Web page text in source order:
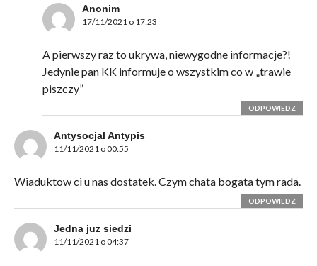
Anonim
17/11/2021 o 17:23
A pierwszy raz to ukrywa, niewygodne informacje?!
Jedynie pan KK informuje o wszystkim co w „trawie
piszczy”
ODPOWIEDZ
Antysocjal Antypis
11/11/2021 o 00:55
Wiaduktow ci u nas dostatek. Czym chata bogata tym rada.
ODPOWIEDZ
Jedna juz siedzi
11/11/2021 o 04:37